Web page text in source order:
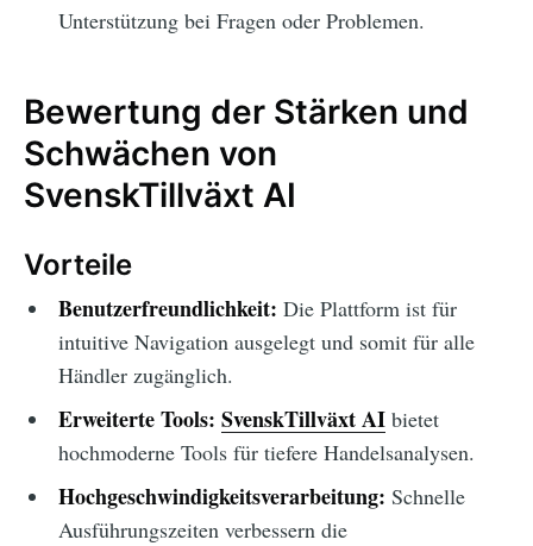
Unterstützung bei Fragen oder Problemen.
Bewertung der Stärken und
Schwächen von
SvenskTillväxt AI
Vorteile
Benutzerfreundlichkeit: Die Plattform ist für
intuitive Navigation ausgelegt und somit für alle
Händler zugänglich.
Erweiterte Tools: SvenskTillväxt AIbietet
hochmoderne Tools für tiefere Handelsanalysen.
Hochgeschwindigkeitsverarbeitung: Schnelle
Ausführungszeiten verbessern die